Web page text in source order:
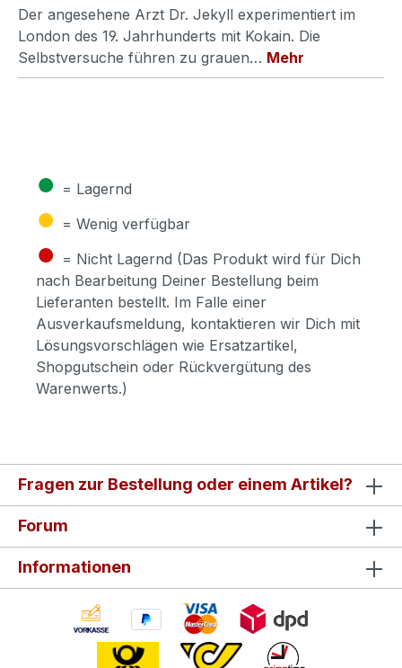
Der angesehene Arzt Dr. Jekyll experimentiert im
London des 19. Jahrhunderts mit Kokain. Die
Selbstversuche führen zu grauen… Mehr
● = Lagernd
● = Wenig verfügbar
● = Nicht Lagernd (Das Produkt wird für Dich
nach Bearbeitung Deiner Bestellung beim
Lieferanten bestellt. Im Falle einer
Ausverkaufsmeldung, kontaktieren wir Dich mit
Lösungsvorschlägen wie Ersatzartikel,
Shopgutschein oder Rückvergütung des
Warenwerts.)
Fragen zur Bestellung oder einem Artikel?
Forum
Informationen